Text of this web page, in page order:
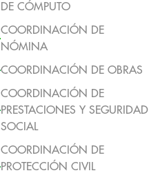
DE CÓMPUTO
COORDINACIÓN DE
NÓMINA
COORDINACIÓN DE OBRAS
COORDINACIÓN DE
PRESTACIONES Y SEGURIDAD
SOCIAL
COORDINACIÓN DE
PROTECCIÓN CIVIL